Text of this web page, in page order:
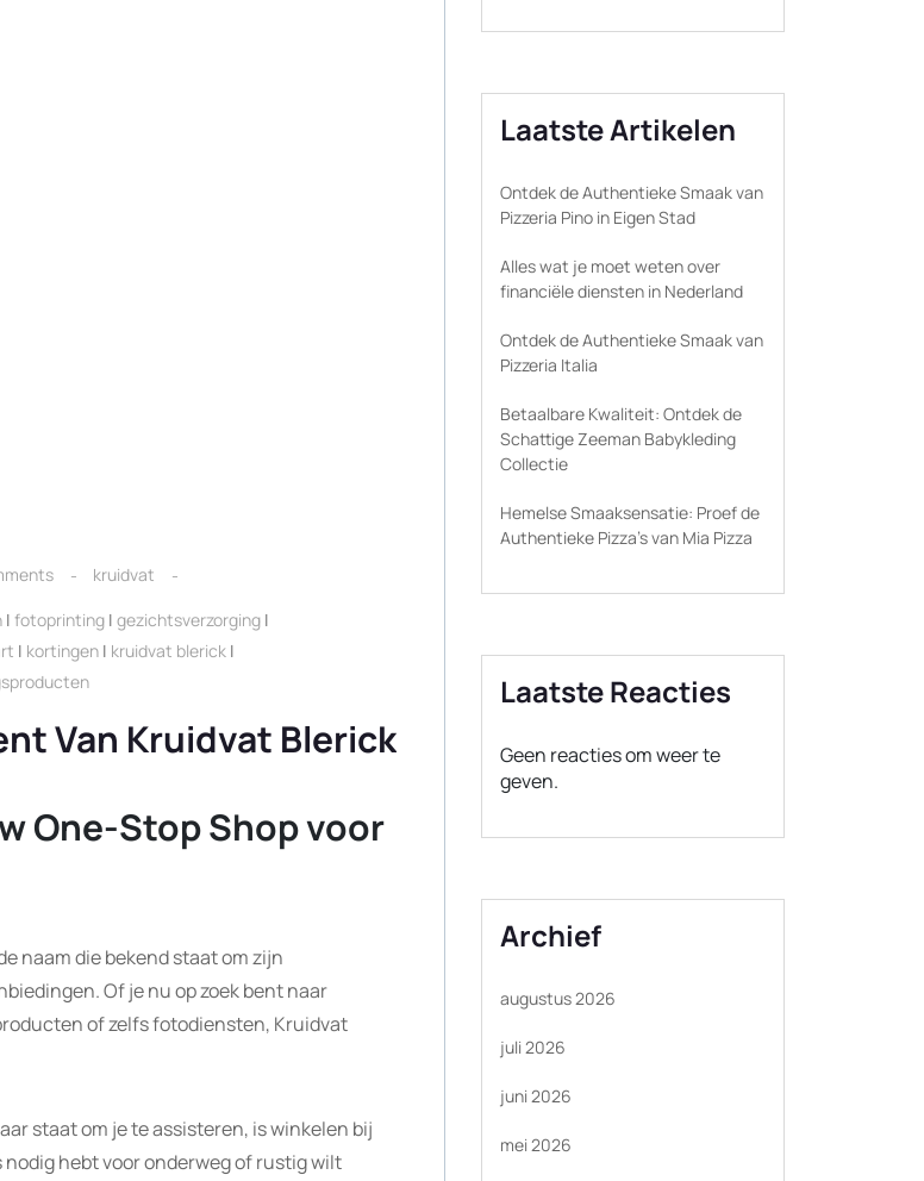
kruidvat
| fotoprinting | gezichtsverzorging |
| kortingen | kruidvat blerick |
Van Kruidvat Blerick
One-Stop Shop voor
naam die bekend staat om zijn
Of je nu op zoek bent naar
of zelfs fotodiensten, Kruidvat
staat om je te assisteren, is winkelen bij
hebt voor onderweg of rustig wilt
Laatste Artikelen
Ontdek de Authentieke Smaak van
Pizzeria Pino in Eigen Stad
Alles wat je moet weten over
financiële diensten in Nederland
Ontdek de Authentieke Smaak van
Pizzeria Italia
Betaalbare Kwaliteit: Ontdek de
Schattige Zeeman Babykleding
Collectie
Hemelse Smaaksensatie: Proef de
Authentieke Pizza’s van Mia Pizza
Laatste Reacties
Geen reacties om weer te
geven.
Archief
augustus 2026
juli 2026
juni 2026
mei 2026